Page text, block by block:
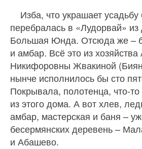
Изба, что украшает
перебралась в «Лудорвай» из
Большая Юнда. Отсюда же –
и амбар. Всё это из
Никифоровны Жвакиной
нынче исполнилось бы сто
Покрывала, полотенца,
из этого дома. А вот хлев,
амбар, мастерская и баня –
бесермянских деревень –
и Абашево.